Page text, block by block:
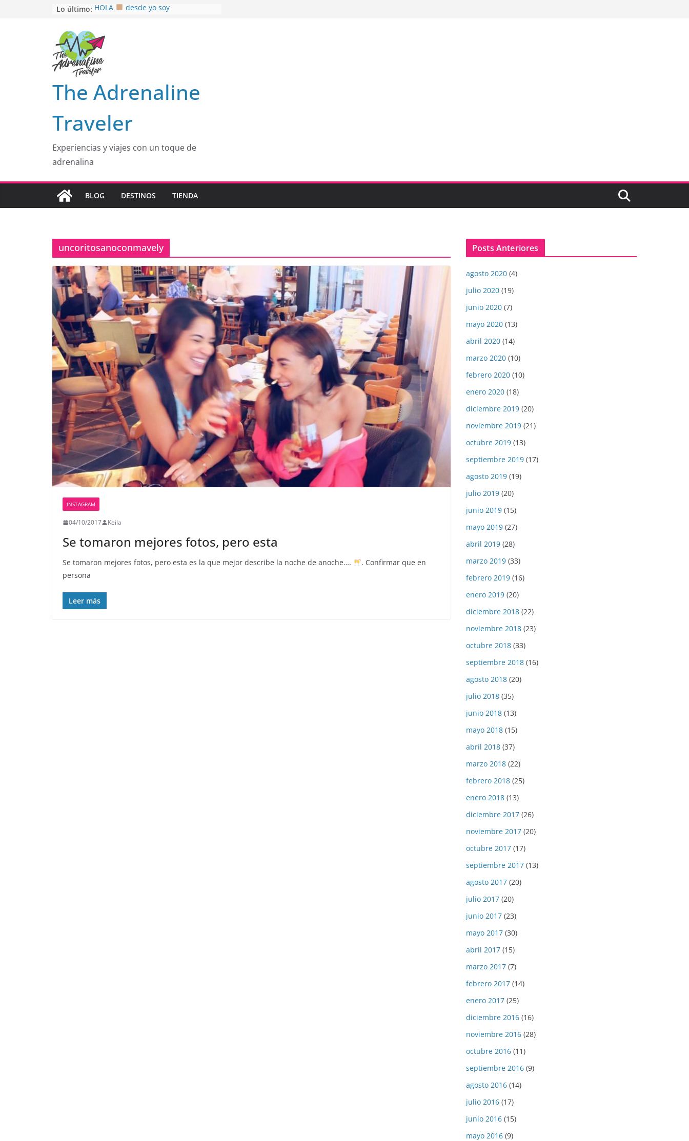
Lo último: HOLA
desde yo soy
EL SENDERO DEL CACAO: Excelente
opción
HOSPEDAJE AL NATURALSHH !!
En
MULITO!
The Adrenaline
Traveler
Experiencias y viajes con un toque de
adrenalina
BLOG DESTINOS TIENDA
uncoritosanoconmavely
INSTAGRAM
04/10/2017 Keila
Se tomaron mejores fotos, pero esta
Se tomaron mejores fotos, pero esta es la que mejor describe la noche de anoche….
. Confirmar que en
persona
Leer más
Posts Anteriores
agosto 2020 (4)
julio 2020 (19)
junio 2020 (7)
mayo 2020 (13)
abril 2020 (14)
marzo 2020 (10)
febrero 2020 (10)
enero 2020 (18)
diciembre 2019 (20)
noviembre 2019 (21)
octubre 2019 (13)
septiembre 2019 (17)
agosto 2019 (19)
julio 2019 (20)
junio 2019 (15)
mayo 2019 (27)
abril 2019 (28)
marzo 2019 (33)
febrero 2019 (16)
enero 2019 (20)
diciembre 2018 (22)
noviembre 2018 (23)
octubre 2018 (33)
septiembre 2018 (16)
agosto 2018 (20)
julio 2018 (35)
junio 2018 (13)
mayo 2018 (15)
abril 2018 (37)
marzo 2018 (22)
febrero 2018 (25)
enero 2018 (13)
diciembre 2017 (26)
noviembre 2017 (20)
octubre 2017 (17)
septiembre 2017 (13)
agosto 2017 (20)
julio 2017 (20)
junio 2017 (23)
mayo 2017 (30)
abril 2017 (15)
marzo 2017 (7)
febrero 2017 (14)
enero 2017 (25)
diciembre 2016 (16)
noviembre 2016 (28)
octubre 2016 (11)
septiembre 2016 (9)
agosto 2016 (14)
julio 2016 (17)
junio 2016 (15)
mayo 2016 (9)